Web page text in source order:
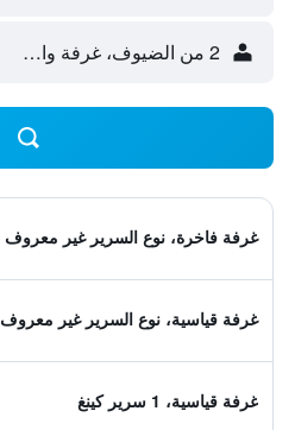
2 من الضيوف، غرفة واحدة
غرفة فاخرة، نوع السرير غير معروف
غرفة قياسية، نوع السرير غير معروف
غرفة قياسية، 1 سرير كينغ